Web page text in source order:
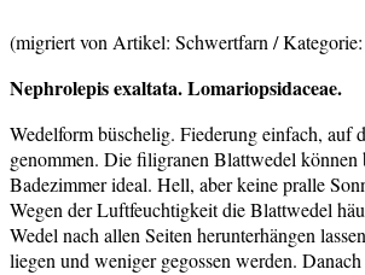
(migriert von Artikel: Schwertfarn / Kategorie:
Nephrolepis exaltata. Lomariopsidaceae.
Wedelform büschelig. Fiederung einfach, auf
genommen. Die filigranen Blattwedel
Badezimmer ideal. Hell, aber keine pralle
Wegen der Luftfeuchtigkeit die Blattwedel
Wedel nach allen Seiten herunterhängen
liegen und weniger gegossen werden.